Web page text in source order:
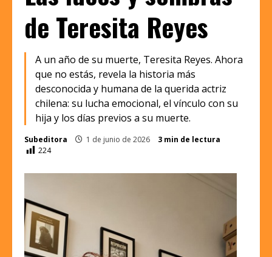
de Teresita Reyes
A un año de su muerte, Teresita Reyes. Ahora
que no estás, revela la historia más
desconocida y humana de la querida actriz
chilena: su lucha emocional, el vínculo con su
hija y los días previos a su muerte.
Subeditora 1 de junio de 2026
3 min de lectura
224